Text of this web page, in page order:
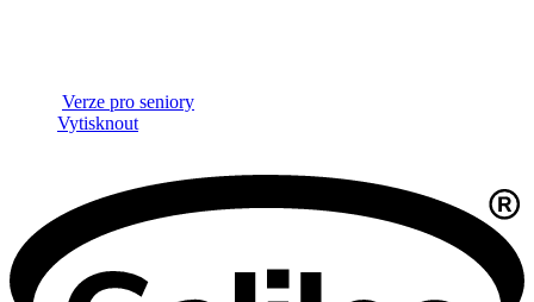
Verze pro seniory
Vytisknout